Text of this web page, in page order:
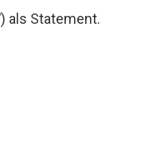
als Statement.